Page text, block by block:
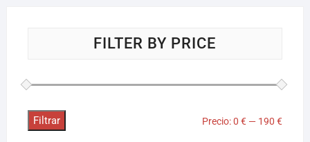
FILTER BY PRICE
Filtrar Precio:0 € — 190 €